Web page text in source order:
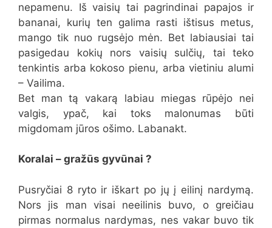
nepamenu. Iš vaisių tai pagrindinai papajos ir
bananai, kurių ten galima rasti ištisus metus,
mango tik nuo rugsėjo mėn. Bet labiausiai tai
pasigedau kokių nors vaisių sulčių, tai teko
tenkintis arba kokoso pienu, arba vietiniu alumi
– Vailima.
Bet man tą vakarą labiau miegas rūpėjo nei
valgis, ypač, kai toks malonumas būti
migdomam jūros ošimo. Labanakt.
Koralai – gražūs gyvūnai ?
Pusryčiai 8 ryto ir iškart po jų į eilinį nardymą.
Nors jis man visai neeilinis buvo, o greičiau
pirmas normalus nardymas, nes vakar buvo tik